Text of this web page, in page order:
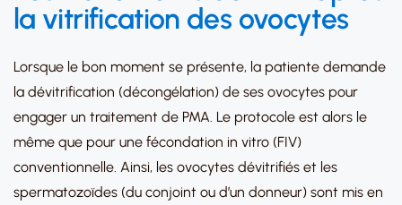
la vitrification des ovocytes
Lorsque le bon moment se présente, la patiente demande
la dévitrification (décongélation) de ses ovocytes pour
engager un traitement de PMA. Le protocole est alors le
même que pour une fécondation in vitro (FIV)
conventionnelle. Ainsi, les ovocytes dévitrifiés et les
spermatozoïdes (du conjoint ou d’un donneur) sont mis en